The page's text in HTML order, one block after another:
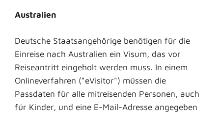
Australien
Deutsche Staatsangehörige benötigen für die
Einreise nach Australien ein Visum, das vor
Reiseantritt eingeholt werden muss. In einem
Onlineverfahren ("eVisitor") müssen die
Passdaten für alle mitreisenden Personen, auch
für Kinder, und eine E-Mail-Adresse angegeben